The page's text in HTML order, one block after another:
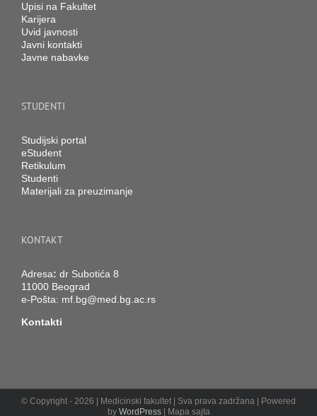
Upisi na Fakultet
Karijera
Uvid javnosti
Javni kontakti
Javne nabavke
STUDENTI
Studijski portal
eStudent
Retikulum
Studenti
Materijali za preuzimanje
KONTAKT
Adresa: dr Subotića 8
11000 Beograd
e-Pošta: mf.bg@med.bg.ac.rs
Kontakti
© Copyright - 2026 | Medicinski fakultet | Sva prava zadržana | Powered
by WordPress| Mapa sajta